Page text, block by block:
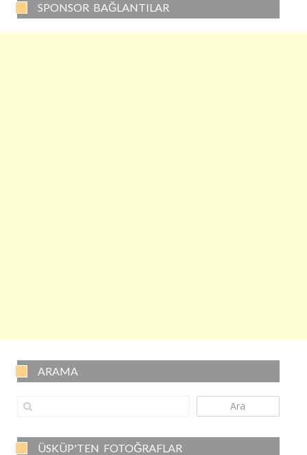
SPONSOR BAĞLANTILAR
ARAMA
Ara
ÜSKÜP'TEN FOTOĞRAFLAR